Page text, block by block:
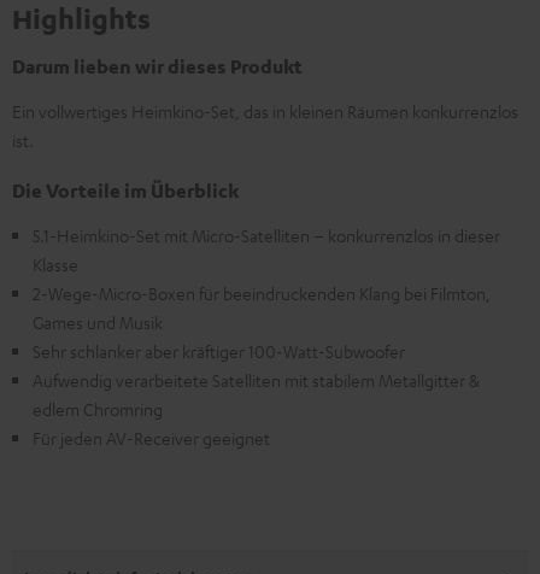
Highlights
Darum lieben wir dieses Produkt
Ein vollwertiges Heimkino-Set, das in kleinen Räumen konkurrenzlos
ist.
Die Vorteile im Überblick
5.1-Heimkino-Set mit Micro-Satelliten – konkurrenzlos in dieser
Klasse
2-Wege-Micro-Boxen für beeindruckenden Klang bei Filmton,
Games und Musik
Sehr schlanker aber kräftiger 100-Watt-Subwoofer
Aufwendig verarbeitete Satelliten mit stabilem Metallgitter &
edlem Chromring
Für jeden AV-Receiver geeignet